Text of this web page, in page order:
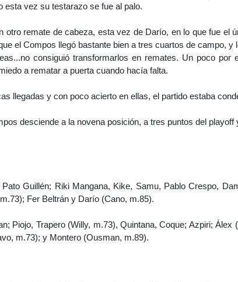
esta vez su testarazo se fue al palo.
otro remate de cabeza, esta vez de Darío, en lo que fue el
el Compos llegó bastante bien a tres cuartos de campo, y
consiguió transformarlos en remates. Un poco por
a rematar a puerta cuando hacía falta.
llegadas y con poco acierto en ellas, el partido estaba
desciende a la novena posición, a tres puntos del playoff
Pato Guillén; Riki Mangana, Kike, Samu, Pablo Crespo,
Fer Beltrán y Darío (Cano, m.85).
Piojo, Trapero (Willy, m.73), Quintana, Coque; Azpiri; Álex
m.73); y Montero (Ousman, m.89).